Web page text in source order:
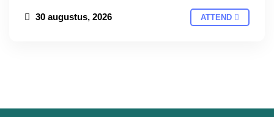
30 augustus, 2026 ATTEND